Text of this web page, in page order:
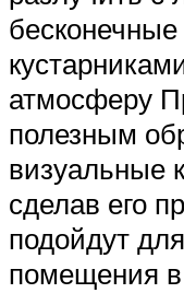
атмосферу
полезным
визуальные
сделав его
подойдут
помещения в